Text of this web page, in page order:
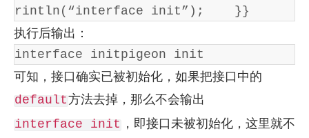
rintln(“interface init”);    }}
执行后输出：
interface initpigeon init
可知，接口确实已被初始化，如果把接口中的
default方法去掉，那么不会输出
interface init ，即接口未被初始化，这里就不